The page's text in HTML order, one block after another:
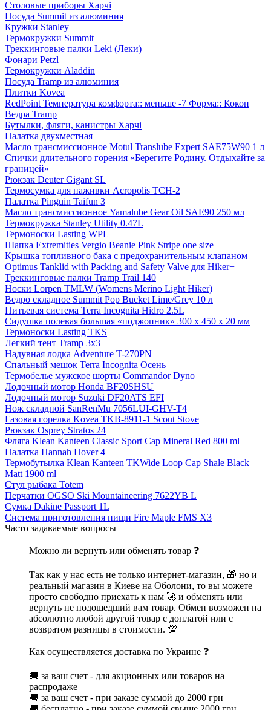
Столовые приборы Харчі
Посуда Summit из алюминия
Кружки Stanley
Термокружки Summit
Треккинговые палки Leki (Леки)
Фонари Petzl
Термокружки Aladdin
Посуда Tramp из алюминия
Плитки Kovea
RedPoint Температура комфорта:: меньше -7 Форма:: Кокон
Ведра Tramp
Бутылки, фляги, канистры Харчі
Палатка двухместная
Масло трансмиссионное Motul Translube Expert SAE75W90 1 л
Спички длительного горения «Берегите Родину. Отдыхайте за
границей»
Рюкзак Deuter Gigant SL
Термосумка для наживки Acropolis ТСН-2
Палатка Pinguin Taifun 3
Масло трансмиссионное Yamalube Gear Oil SAE90 250 мл
Термокружка Stanley Utility 0.47L
Термоноски Lasting WPL
Шапка Extremities Vergio Beanie Pink Stripe one size
Крышка топливного бака с предохранительным клапаном
Optimus Tanklid with Packing and Safety Valve для Hiker+
Треккинговые палки Tramp Trail 140
Носки Lorpen TMLW (Womens Merino Light Hiker)
Ведро складное Summit Pop Bucket Lime/Grey 10 л
Питьевая система Terra Incognita Hidro 2.5L
Сидушка полевая большая «поджопник» 300 x 450 х 20 мм
Термоноски Lasting TKS
Легкий тент Tramp 3x3
Надувная лодка Adventure T-270PN
Спальный мешок Terra Incognita Осень
Термобелье мужское шорты Commandor Dyno
Лодочный мотор Honda BF20SHSU
Лодочный мотор Suzuki DF20ATS EFI
Нож складной SanRenMu 7056LUI-GHV-T4
Газовая горелка Kovea TKB-8911-1 Scout Stove
Рюкзак Osprey Stratos 24
Фляга Klean Kanteen Classic Sport Cap Mineral Red 800 ml
Палатка Hannah Hover 4
Термобутылка Klean Kanteen TKWide Loop Cap Shale Black
Matt 1900 ml
Стул рыбака Totem
Перчатки OGSO Ski Mountaineering 7622YB L
Сумка Dakine Passport 1L
Система приготовления пищи Fire Maple FMS X3
Часто задаваемые вопросы
Можно ли вернуть или обменять товар ❓
Так как у нас есть не только интернет-магазин, 🎁 но и
реальный магазин в Киеве на Оболони, то вы можете
просто свободно приехать к нам 🚀 и обменять или
вернуть не подошедший вам товар. Обмен возможен на
абсолютно любой другой товар с доплатой или с
возвратом разницы в стоимости. 💯
Как осуществляется доставка по Украине ❓
🚚 за ваш счет - для акционных или товаров на
распродаже
🚚 за ваш счет - при заказе суммой до 2000 грн